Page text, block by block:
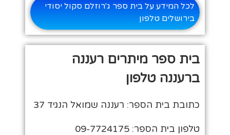
לכל המידע על בית ספר ג'רוזלם סקול יסודי
בירושלים טלפון
בית ספר מיתרים רעננה
ברעננה טלפון
כתובת בית הספר: רעננה שמואל הנגיד 37
טלפון בית הספר: 09-7724175